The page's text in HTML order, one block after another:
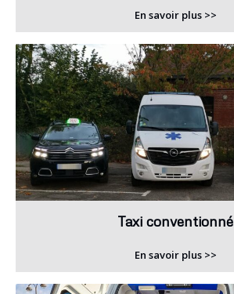
En savoir plus >>
Taxi conventionné
En savoir plus >>